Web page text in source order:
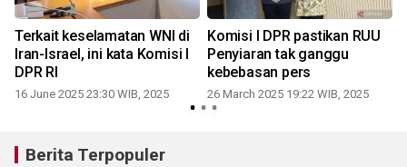
Terkait keselamatan WNI di
Iran-Israel, ini kata Komisi I
DPR RI
16 June 2025 23:30 WIB, 2025
Komisi I DPR pastikan RUU
Penyiaran tak ganggu
kebebasan pers
26 March 2025 19:22 WIB, 2025
Berita Terpopuler